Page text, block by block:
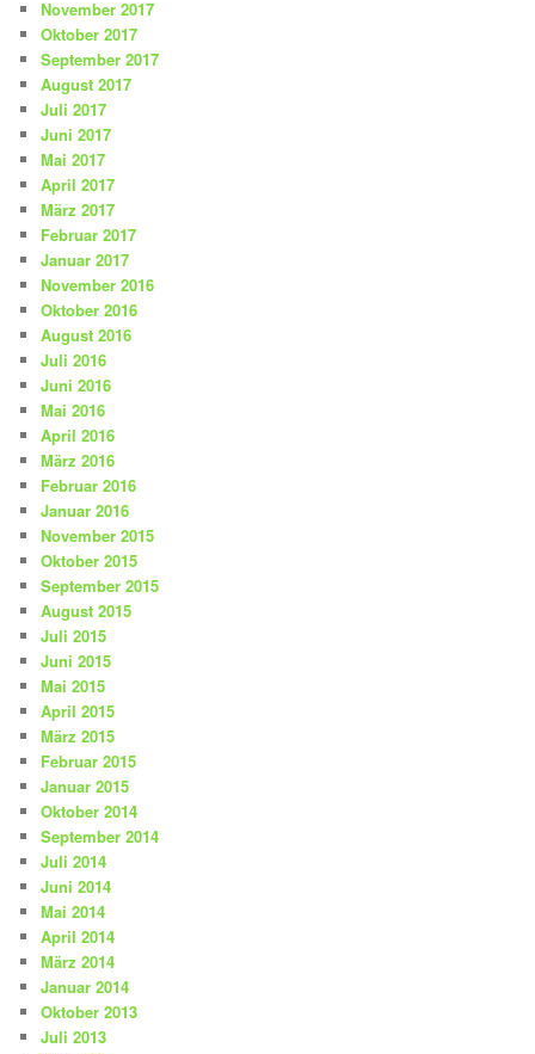
November 2017
Oktober 2017
September 2017
August 2017
Juli 2017
Juni 2017
Mai 2017
April 2017
März 2017
Februar 2017
Januar 2017
November 2016
Oktober 2016
August 2016
Juli 2016
Juni 2016
Mai 2016
April 2016
März 2016
Februar 2016
Januar 2016
November 2015
Oktober 2015
September 2015
August 2015
Juli 2015
Juni 2015
Mai 2015
April 2015
März 2015
Februar 2015
Januar 2015
Oktober 2014
September 2014
Juli 2014
Juni 2014
Mai 2014
April 2014
März 2014
Januar 2014
Oktober 2013
Juli 2013